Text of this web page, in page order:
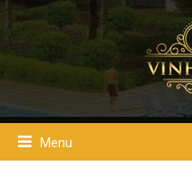
Menu